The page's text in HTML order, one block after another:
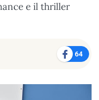
e il thriller
64